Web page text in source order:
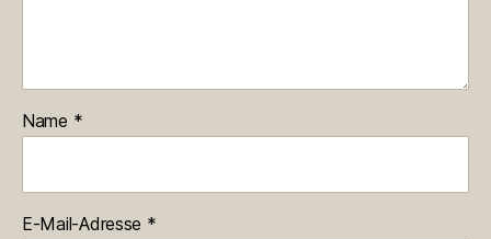
Name *
E-Mail-Adresse *